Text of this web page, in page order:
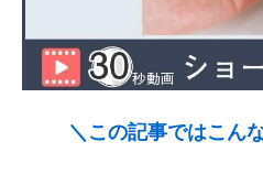
＼この記事ではこん